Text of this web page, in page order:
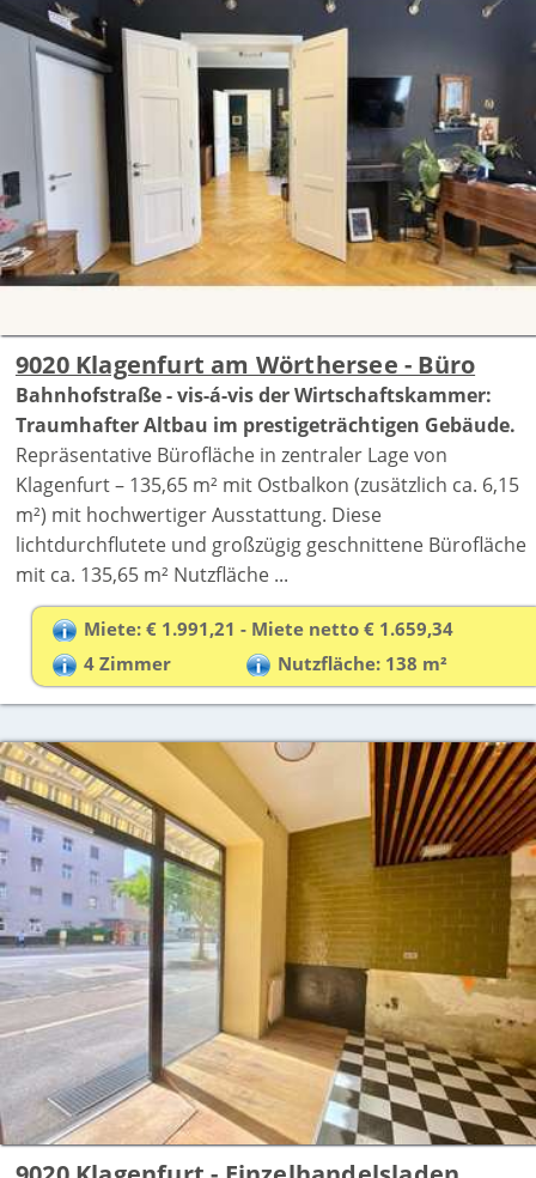
9020 Klagenfurt am Wörthersee - Büro
Bahnhofstraße - vis-á-vis der Wirtschaftskammer:
Traumhafter Altbau im prestigeträchtigen Gebäude.
Repräsentative Bürofläche in zentraler Lage von
Klagenfurt – 135,65 m² mit Ostbalkon (zusätzlich ca. 6,15
m²) mit hochwertiger Ausstattung. Diese
lichtdurchflutete und großzügig geschnittene Bürofläche
mit ca. 135,65 m² Nutzfläche ...
Miete: € 1.991,21 - Miete netto € 1.659,34
4 Zimmer
Nutzfläche: 138 m²